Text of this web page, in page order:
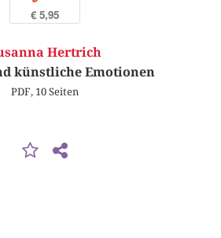
€ 5,95
Hertrich
künstliche Emotionen
PDF, 10 Seiten